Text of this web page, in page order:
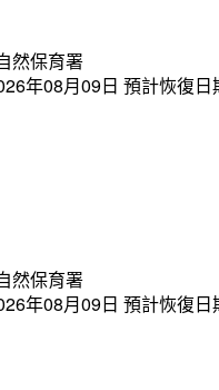
然保育署
年08月09日 預計恢復
然保育署
年08月09日 預計恢復